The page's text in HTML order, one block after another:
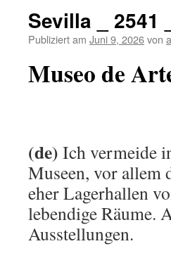
Sevilla _ 2541
Publiziert am Juni 9, 2026von
Museo de
(de) Ich vermeide
Museen, vor allem
eher Lagerhallen
lebendige Räume.
Ausstellungen.